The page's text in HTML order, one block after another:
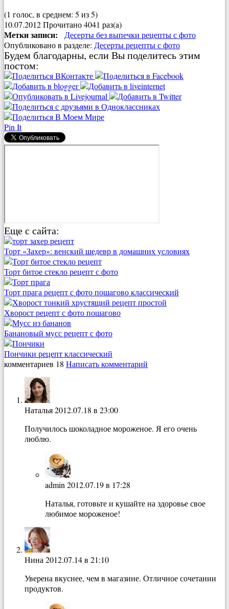
(1 голос, в среднем: 5 из 5)
10.07.2012Прочитано 4041 раз(a)
Метки записи:
Десерты без выпечки рецепты с фото
Опубликовано в разделе: Десерты рецепты с фото
Будем благодарны, если Вы поделитесь этим
постом:
Pin It
Еще с сайта:
Торт «Захер»: венский шедевр в домашних условиях
Торт битое стекло рецепт с фото
Торт прага рецепт с фото пошагово классический
Хворост рецепт с фото пошагово
Банановый мусс рецепт с фото
Пончики рецепт классический
комментариев 18 Написать комментарий
Наталья2012.07.18 в 23:00
Получилось шоколадное мороженое. Я его очень
люблю.
admin2012.07.19 в 17:28
Наталья, готовьте и кушайте на здоровье свое
любимое мороженое!
Нина2012.07.14 в 21:10
Уверена вкуснее, чем в магазине. Отличное сочетании
продуктов.